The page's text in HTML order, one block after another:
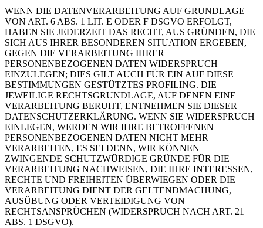
WENN DIE DATENVERARBEITUNG AUF GRUNDLAGE
VON ART. 6 ABS. 1 LIT. E ODER F DSGVO ERFOLGT,
HABEN SIE JEDERZEIT DAS RECHT, AUS GRÜNDEN, DIE
SICH AUS IHRER BESONDEREN SITUATION ERGEBEN,
GEGEN DIE VERARBEITUNG IHRER
PERSONENBEZOGENEN DATEN WIDERSPRUCH
EINZULEGEN; DIES GILT AUCH FÜR EIN AUF DIESE
BESTIMMUNGEN GESTÜTZTES PROFILING. DIE
JEWEILIGE RECHTSGRUNDLAGE, AUF DENEN EINE
VERARBEITUNG BERUHT, ENTNEHMEN SIE DIESER
DATENSCHUTZERKLÄRUNG. WENN SIE WIDERSPRUCH
EINLEGEN, WERDEN WIR IHRE BETROFFENEN
PERSONENBEZOGENEN DATEN NICHT MEHR
VERARBEITEN, ES SEI DENN, WIR KÖNNEN
ZWINGENDE SCHUTZWÜRDIGE GRÜNDE FÜR DIE
VERARBEITUNG NACHWEISEN, DIE IHRE INTERESSEN,
RECHTE UND FREIHEITEN ÜBERWIEGEN ODER DIE
VERARBEITUNG DIENT DER GELTENDMACHUNG,
AUSÜBUNG ODER VERTEIDIGUNG VON
RECHTSANSPRÜCHEN (WIDERSPRUCH NACH ART. 21
ABS. 1 DSGVO).